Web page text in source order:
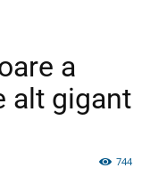
a
alt gigant
744